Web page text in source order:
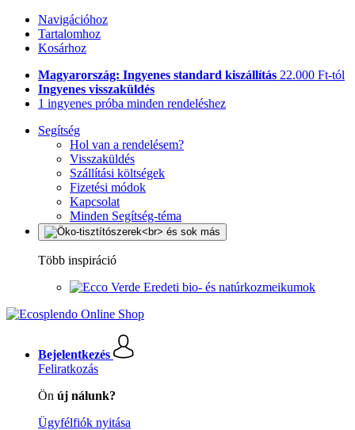
Navigációhoz
Tartalomhoz
Kosárhoz
Magyarország: Ingyenes standard kiszállítás 22.000 Ft-tól
Ingyenes visszaküldés
1 ingyenes próba minden rendeléshez
Segítség
Hol van a rendelésem?
Visszaküldés
Szállítási költségek
Fizetési módok
Kapcsolat
Minden Segítség-téma
Több inspiráció
Eredeti bio- és natúrkozmeikumok
Bejelentkezés
Feliratkozás
Ön új nálunk?
Ügyfélfiók nyitása